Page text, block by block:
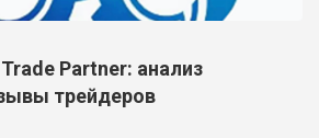
Partner: анализ
трейдеров